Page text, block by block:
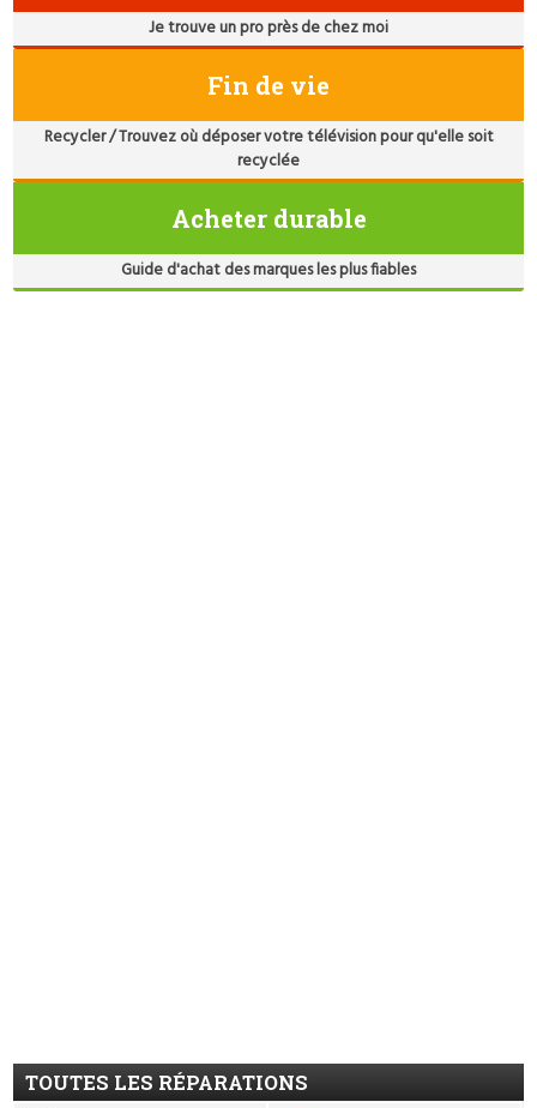
Je trouve un pro près de chez moi
Fin de vie
Recycler / Trouvez où déposer votre télévision pour qu'elle soit
recyclée
Acheter durable
Guide d'achat des marques les plus fiables
TOUTES LES RÉPARATIONS